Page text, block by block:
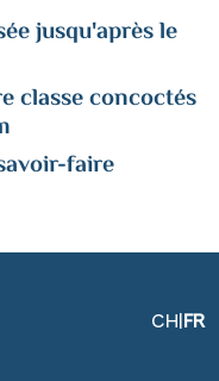
jusqu'après le
classe concoctés
faire
CH|FR